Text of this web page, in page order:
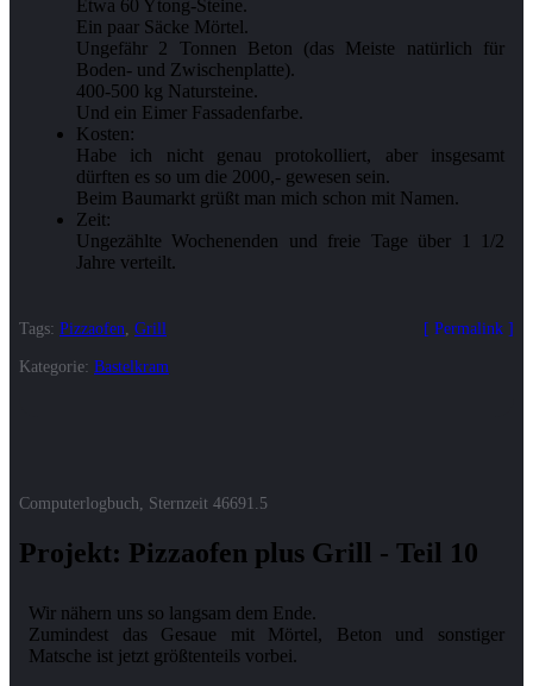
Etwa 60 Ytong-Steine.
Ein paar Säcke Mörtel.
Ungefähr 2 Tonnen Beton (das Meiste natürlich für
Boden- und Zwischenplatte).
400-500 kg Natursteine.
Und ein Eimer Fassadenfarbe.
Kosten:
Habe ich nicht genau protokolliert, aber insgesamt
dürften es so um die 2000,- gewesen sein.
Beim Baumarkt grüßt man mich schon mit Namen.
Zeit:
Ungezählte Wochenenden und freie Tage über 1 1/2
Jahre verteilt.
Permalink
Tags: Pizzaofen Grill
Kategorie: Bastelkram
Computerlogbuch, Sternzeit 46691.5
Projekt: Pizzaofen plus Grill - Teil 10
Wir nähern uns so langsam dem Ende.
Zumindest das Gesaue mit Mörtel, Beton und sonstiger
Matsche ist jetzt größtenteils vorbei.